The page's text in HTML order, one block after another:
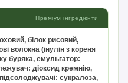
Преміум інгредієнти
білок рисовий,
волокна (інулін з кореня
буряка, емульгатор:
діоксид кремнію,
сукралоза,